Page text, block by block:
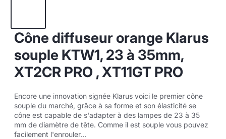
Cône diffuseur orange Klarus
souple KTW1, 23 à 35mm,
XT2CR PRO , XT11GT PRO
Encore une innovation signée Klarus voici le premier cône
souple du marché, grâce à sa forme et son élasticité se
cône est capable de s'adapter à des lampes de 23 à 35
mm de diamètre de tête. Comme il est souple vous pouvez
facilement l'enrouler...